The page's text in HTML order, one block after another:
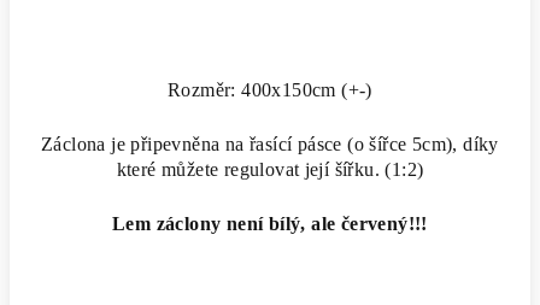
Rozměr: 400x150cm (+-)
Záclona je připevněna na řasící pásce (o šířce 5cm), díky
které můžete regulovat její šířku. (1:2)
Lem záclony není bílý, ale červený!!!